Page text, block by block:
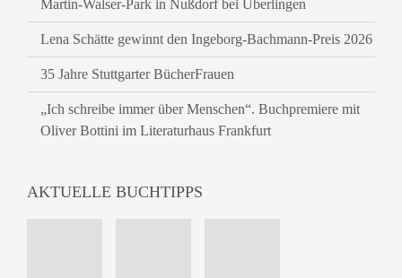
Martin-Walser-Park in Nußdorf bei Überlingen
Lena Schätte gewinnt den Ingeborg-Bachmann-Preis 2026
35 Jahre Stuttgarter BücherFrauen
„Ich schreibe immer über Menschen“. Buchpremiere mit
Oliver Bottini im Literaturhaus Frankfurt
AKTUELLE BUCHTIPPS